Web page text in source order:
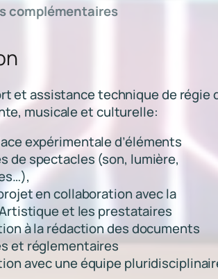
complémentaires
et assistance technique de régie
musicale et culturelle:
expérimentale d’éléments
de spectacles (son, lumière,
en collaboration avec la
et les prestataires
à la rédaction des documents
et réglementaires
avec une équipe